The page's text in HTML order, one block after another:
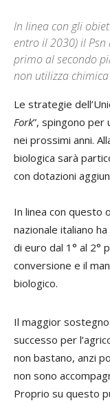
In linea con gli
entro il 2030) il
primo al secondo
non utilizza
Le strategie
Fork”, spingono per
nei prossimi anni.
biologica sarà
con dotazioni
In linea con questo
nazionale italiano
di euro dal 1° al 2°
conversione e il
biologico.
Il maggior
successo per
non bastano, anzi
non sono
Proprio su questo